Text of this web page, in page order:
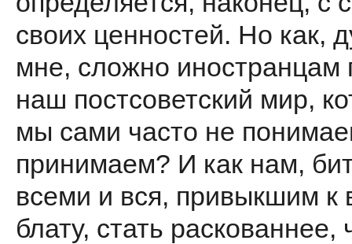
своих ценностей. Но как,
мне, сложно иностранцам
наш постсоветский мир,
мы сами часто не
принимаем? И как нам,
всеми и вся, привыкшим к
блату, стать раскованнее,